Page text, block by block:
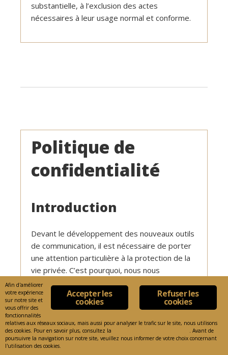
substantielle, à l’exclusion des actes
nécessaires à leur usage normal et conforme.
Politique de
confidentialité
Introduction
Devant le développement des nouveaux outils
de communication, il est nécessaire de porter
une attention particulière à la protection de la
vie privée. C’est pourquoi, nous nous
engageons à respecter la confidentialité des
renseignements personnels que nous
collectons.
Collecte des
Refuser les
cookies
Accepter les
cookies
Afin d'améliorer
votre expérience
sur notre site et
vous offrir des
fonctionnalités
relatives aux réseaux sociaux, mais aussi pour analyser le trafic sur le site, nous utilisons
des cookies. Pour en savoir plus, consultez la
. Avant de
poursuivre la navigation sur notre site, veuillez nous informer de votre choix concernant
l'utilisation des cookies.